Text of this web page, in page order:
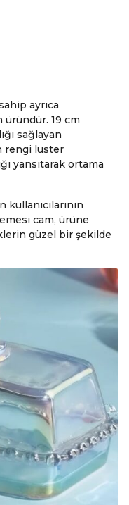
ayrıca
üründür. 19 cm
sağlayan
rengi luster
yansıtarak ortama
cam, ürüne
güzel bir şekilde